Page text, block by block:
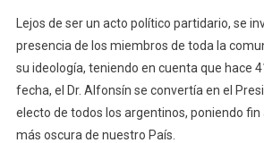
Lejos de ser un acto político partidario, se
presencia de los miembros de toda la
su ideología, teniendo en cuenta que hace
fecha, el Dr. Alfonsín se convertía en el
electo de todos los argentinos, poniendo
más oscura de nuestro País.